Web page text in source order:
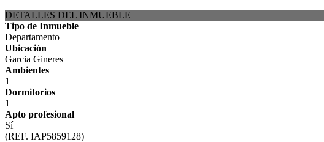
DETALLES DEL INMUEBLE
Tipo de Inmueble
Departamento
Ubicación
Garcia Gineres
Ambientes
1
Dormitorios
1
Apto profesional
Sí
(REF. IAP5859128)